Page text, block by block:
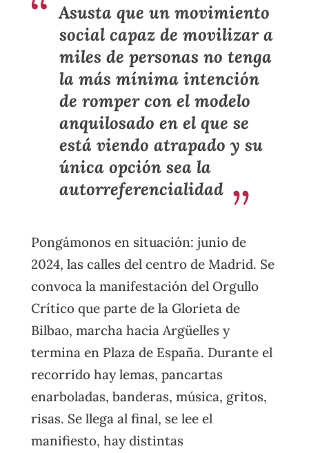
Asusta que un movimiento
social capaz de movilizar a
miles de personas no tenga
la más mínima intención
de romper con el modelo
anquilosado en el que se
está viendo atrapado y su
única opción sea la
autorreferencialidad
Pongámonos en situación: junio de
2024, las calles del centro de Madrid. Se
convoca la manifestación del Orgullo
Crítico que parte de la Glorieta de
Bilbao, marcha hacia Argüelles y
termina en Plaza de España. Durante el
recorrido hay lemas, pancartas
enarboladas, banderas, música, gritos,
risas. Se llega al final, se lee el
manifiesto, hay distintas